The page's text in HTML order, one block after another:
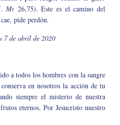
Mt 26,75). Este es el camino del
pide perdón.
7 de abril de 2020
a todos los hombres con la sangre
en nosotros la acción de tu
siempre el misterio de nuestra
eternos. Por Jesucristo nuestro